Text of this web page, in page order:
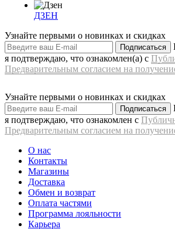
ДЗЕН
Узнайте первыми о новинках и скидках
Подписаться
я подтверждаю, что ознакомлен(а) с
Предварительным согласием на
Узнайте первыми о новинках и скидках
Подписаться
я подтверждаю, что ознакомлен с
Предварительным согласием на
О нас
Контакты
Магазины
Доставка
Обмен и возврат
Оплата частями
Программа лояльности
Карьера